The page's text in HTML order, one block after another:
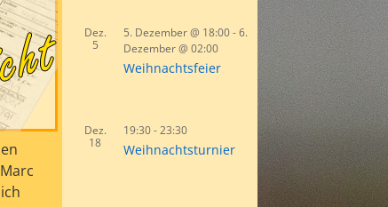
Dez.
5
5. Dezember @ 18:00-6.
Dezember @ 02:00
Weihnachtsfeier
Dez.
18
19:30-23:30
Weihnachtsturnier